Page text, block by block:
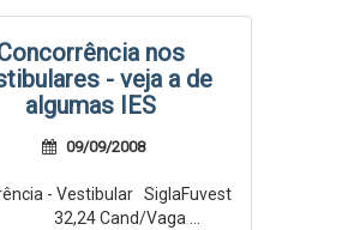
nos
- veja a de
algumas IES
09/09/2008
- Vestibular SiglaFuvest
32,24 Cand/Vaga ...